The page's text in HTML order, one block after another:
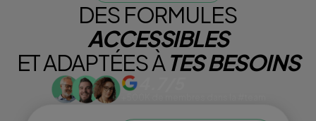
DES FORMULES
ACCESSIBLES
ET ADAPTÉES ÀTES BESOINS